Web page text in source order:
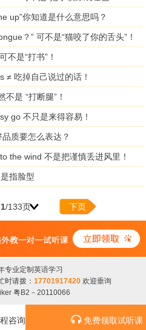
up”你知道是什么意思吗？
？” 可不是“猫咬了你的舌头”！
不是“打书”！
≠ 吃掉自己说过的话！
不是 “打断腿”！
go 不只是来得容易！
品质要怎么表达？
the wind 不是把谨慎丢进风里！
指脸型
1/133页 下页
专业定制英语学习
时请拨：17701917420 欢迎垂询
粤B2－20110066
咨询  免费领取试听课